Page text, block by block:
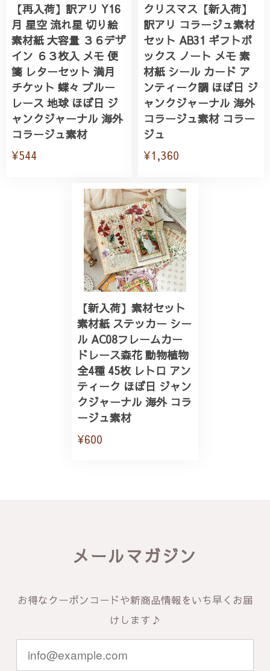
【再入荷】訳アリ Y16
月 星空 流れ星 切り絵
素材紙 大容量 ３６デザ
イン ６３枚入 メモ 便
箋 レターセット 満月
チケット 蝶々 ブルー
レース 地球 ほぼ日 ジ
ャンクジャーナル 海外
コラージュ素材
¥544
クリスマス【新入荷】
訳アリ コラージュ素材
セット AB31 ギフトボ
ックス ノート メモ 素
材紙 シール カード ア
ンティーク調 ほぼ日 ジ
ャンクジャーナル 海外
コラージュ素材 コラー
ジュ
¥1,360
【新入荷】素材セット
素材紙 ステッカー シー
ル AC08フレームカー
ドレース森花 動物植物
全4種 45枚 レトロ アン
ティーク ほぼ日 ジャン
クジャーナル 海外 コラ
ージュ素材
¥600
メールマガジン
お得なクーポンコードや新商品情報をいち早くお届
けします♪